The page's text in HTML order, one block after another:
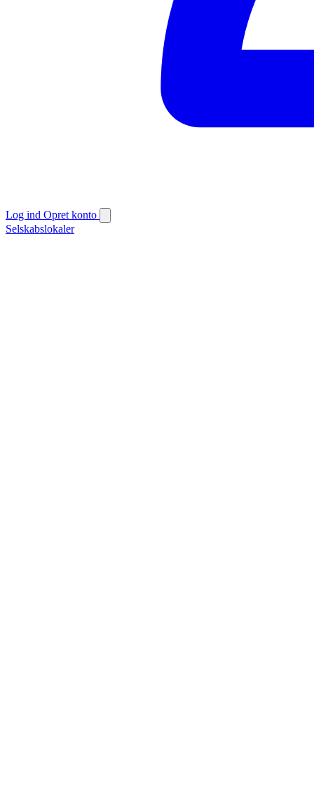
Log ind Opret konto
Selskabslokaler